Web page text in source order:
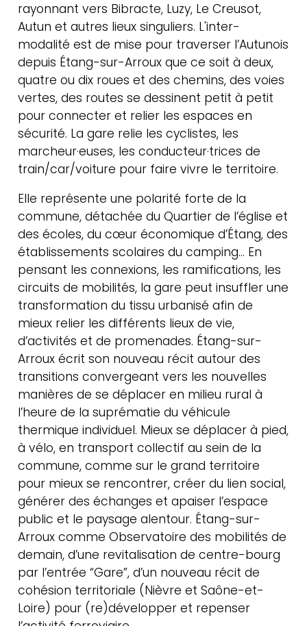
rayonnant vers Bibracte, Luzy, Le Creusot,
Autun et autres lieux singuliers. L'inter-
modalité est de mise pour traverser l’Autunois
depuis Étang-sur-Arroux que ce soit à deux,
quatre ou dix roues et des chemins, des voies
vertes, des routes se dessinent petit à petit
pour connecter et relier les espaces en
sécurité. La gare relie les cyclistes, les
marcheur·euses, les conducteur·trices de
train/car/voiture pour faire vivre le territoire.
Elle représente une polarité forte de la
commune, détachée du Quartier de l’église et
des écoles, du cœur économique d’Étang, des
établissements scolaires du camping… En
pensant les connexions, les ramifications, les
circuits de mobilités, la gare peut insuffler une
transformation du tissu urbanisé afin de
mieux relier les différents lieux de vie,
d’activités et de promenades. Étang-sur-
Arroux écrit son nouveau récit autour des
transitions convergeant vers les nouvelles
manières de se déplacer en milieu rural à
l’heure de la suprématie du véhicule
thermique individuel. Mieux se déplacer à pied,
à vélo, en transport collectif au sein de la
commune, comme sur le grand territoire
pour mieux se rencontrer, créer du lien social,
générer des échanges et apaiser l’espace
public et le paysage alentour. Étang-sur-
Arroux comme Observatoire des mobilités de
demain, d’une revitalisation de centre-bourg
par l’entrée “Gare”, d’un nouveau récit de
cohésion territoriale (Nièvre et Saône-et-
Loire) pour (re)développer et repenser